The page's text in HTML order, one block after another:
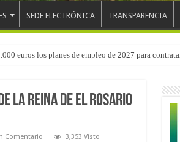
SEDE ELECTRÓNICA TRANSPARENCIA
para la instalación del ascensor
la Reina de El Rosario
Comentario 3,353 Visto